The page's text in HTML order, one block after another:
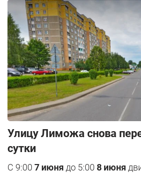
Улицу Лиможа снова
сутки
С 9:00 7 июня до 5:00 8 июня